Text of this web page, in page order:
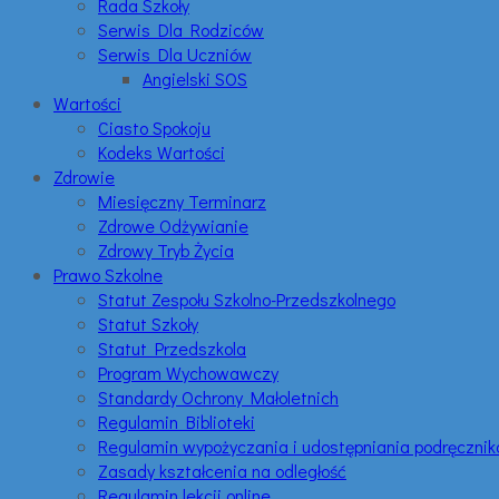
Rada Szkoły
Serwis Dla Rodziców
Serwis Dla Uczniów
Angielski SOS
Wartości
Ciasto Spokoju
Kodeks Wartości
Zdrowie
Miesięczny Terminarz
Zdrowe Odżywianie
Zdrowy Tryb Życia
Prawo Szkolne
Statut Zespołu Szkolno-Przedszkolnego
Statut Szkoły
Statut Przedszkola
Program Wychowawczy
Standardy Ochrony Małoletnich
Regulamin Biblioteki
Regulamin wypożyczania i udostępniania
Zasady kształcenia na odległość